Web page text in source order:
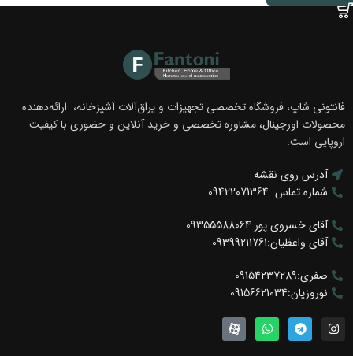
فانتونی شاپ، فروشگاه تخصصی تجهیزات و یراق‌آلات آشپزخانه، ارائه‌دهنده
محصولات اورجینال، مشاوره تخصصی و خرید آنلاین و حضوری با کیفیت
اروپایی است.
آدرس روی نقشه
شماره تماس: 09422071364
آقای خسروی پور:09355588064
آقای واعظیان:09399211761
صفری:09154237289
نوروزیان:09156621034